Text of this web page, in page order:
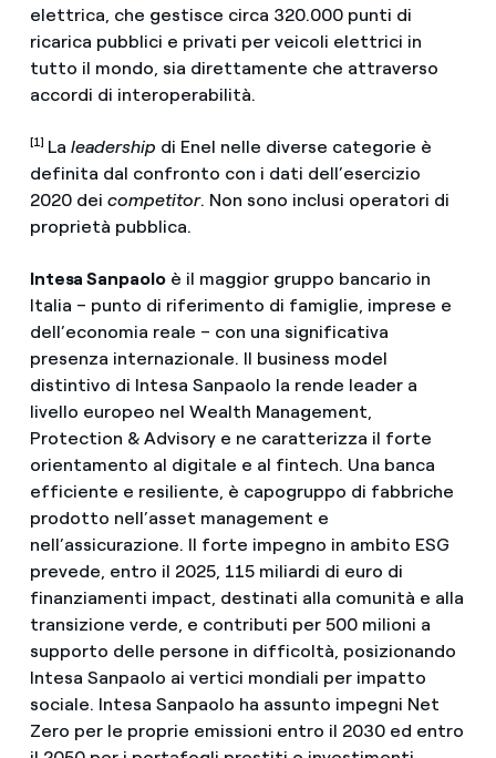
elettrica, che gestisce circa 320.000 punti di
ricarica pubblici e privati per veicoli elettrici in
tutto il mondo, sia direttamente che attraverso
accordi di interoperabilità.
[1] La leadership di Enel nelle diverse categorie è
definita dal confronto con i dati dell’esercizio
2020 dei competitor. Non sono inclusi operatori di
proprietà pubblica.
Intesa Sanpaoloè il maggior gruppo bancario in
Italia – punto di riferimento di famiglie, imprese e
dell’economia reale – con una significativa
presenza internazionale. Il business model
distintivo di Intesa Sanpaolo la rende leader a
livello europeo nel Wealth Management,
Protection & Advisory e ne caratterizza il forte
orientamento al digitale e al fintech. Una banca
efficiente e resiliente, è capogruppo di fabbriche
prodotto nell’asset management e
nell’assicurazione. Il forte impegno in ambito ESG
prevede, entro il 2025, 115 miliardi di euro di
finanziamenti impact, destinati alla comunità e alla
transizione verde, e contributi per 500 milioni a
supporto delle persone in difficoltà, posizionando
Intesa Sanpaolo ai vertici mondiali per impatto
sociale. Intesa Sanpaolo ha assunto impegni Net
Zero per le proprie emissioni entro il 2030 ed entro